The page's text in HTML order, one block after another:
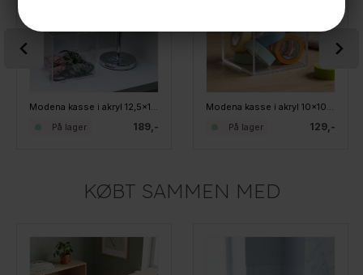
Modena kasse i akryl 12,5x12,5 cm - Medium, Kvadratisk
189,-
På lager
Modena kasse i akryl 10x10cm - Small, Kvadratisk
129,-
På lager
KØBT SAMMEN MED